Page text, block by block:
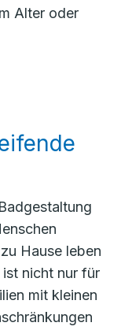
Alter oder
Hause leben
ist nicht nur für
mit kleinen